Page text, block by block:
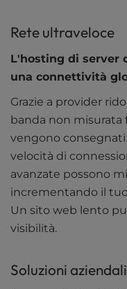
Rete ultraveloce
L'hosting di server
una connettività
Grazie a provider
banda non misurata
vengono
velocità di
avanzate possono
incrementando il
Un sito web lento
visibilità.
Soluzioni aziendali